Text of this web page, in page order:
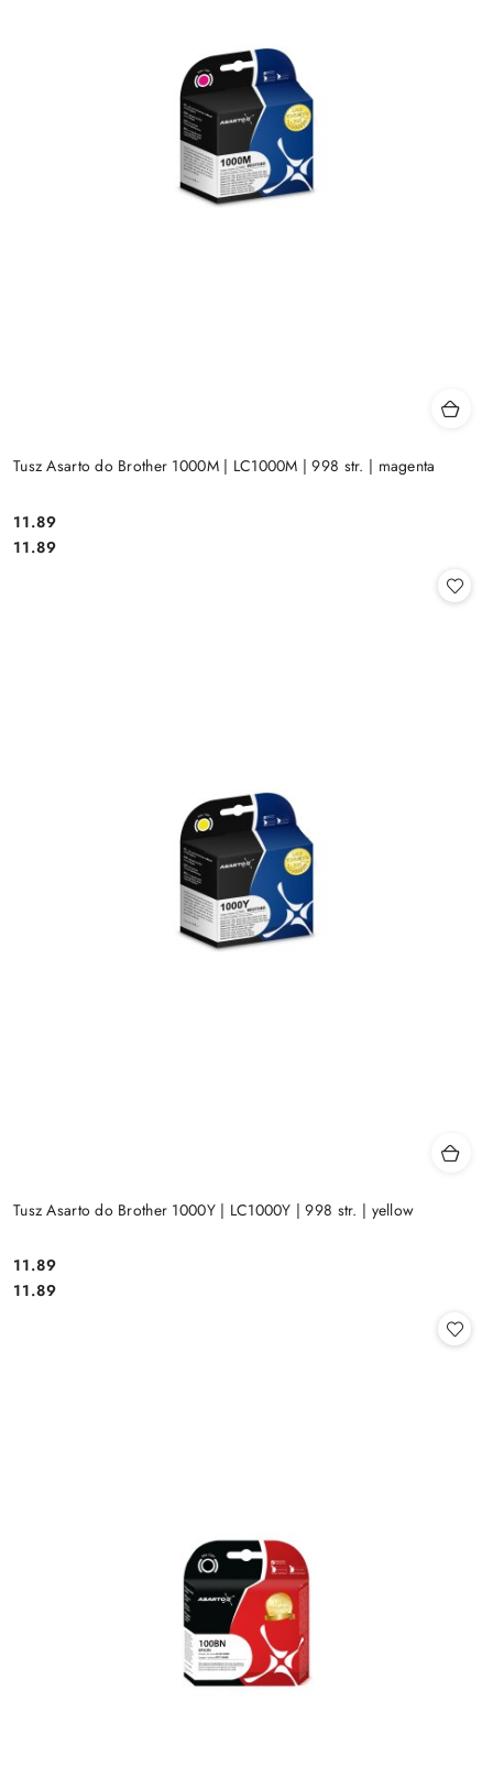
Tusz Asarto do Brother 1000M | LC1000M | 998 str. | magenta
Cena:
11.89
Cena:
11.89
Tusz Asarto do Brother 1000Y | LC1000Y | 998 str. | yellow
Cena:
11.89
Cena:
11.89